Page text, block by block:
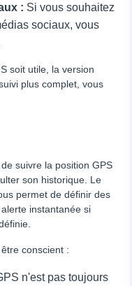
: Si vous souhaitez
sociaux, vous
soit utile, la version
plus complet, vous
suivre la position GPS
son historique. Le
permet de définir des
instantanée si
conscient :
n'est pas toujours